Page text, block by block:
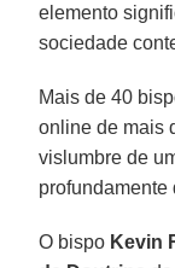
elemento
sociedade
Mais de 40
online de mais
vislumbre de
profundamente
O bispo Kevin